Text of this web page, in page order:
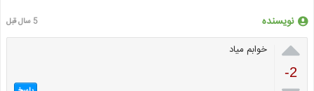
نویسنده 5 سال قبل

-2
خوابم میاد